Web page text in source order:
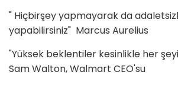
" Hiçbirşey yapmayarak da
yapabilirsiniz" Marcus Aurelius
"Yüksek beklentiler kesinlikle her
Sam Walton, Walmart CEO'su